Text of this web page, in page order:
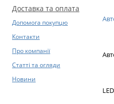
Доставка та оплата
Допомога покупцю
Контакти
Про компанії
Статті та огляди
Новини